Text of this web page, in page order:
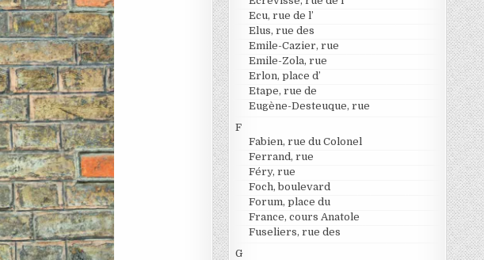
Ecu, rue de l’
Elus, rue des
Emile-Cazier, rue
Emile-Zola, rue
Erlon, place d’
Etape, rue de
Eugène-Desteuque, rue
F
Fabien, rue du Colonel
Ferrand, rue
Féry, rue
Foch, boulevard
Forum, place du
France, cours Anatole
Fuseliers, rue des
G